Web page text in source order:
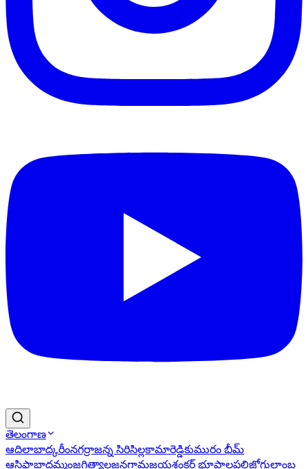
తెలంగాణ
ఆదిలాబాద్కరీంనగర్రాజన్న సిరిసిల్లకామారెడ్డికుమురం భీమ్
ఆసిఫాబాద్ఖమ్మంజగిత్యాలజనగామజయశంకర్ భూపాలపల్లిజోగులాంబ